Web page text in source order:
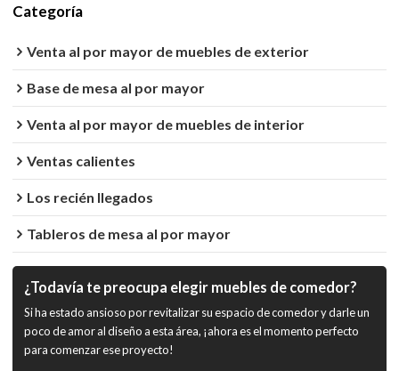
Categoría
Venta al por mayor de muebles de exterior
Base de mesa al por mayor
Venta al por mayor de muebles de interior
Ventas calientes
Los recién llegados
Tableros de mesa al por mayor
¿Todavía te preocupa elegir muebles de comedor?
Si ha estado ansioso por revitalizar su espacio de comedor y darle un
poco de amor al diseño a esta área, ¡ahora es el momento perfecto
para comenzar ese proyecto!